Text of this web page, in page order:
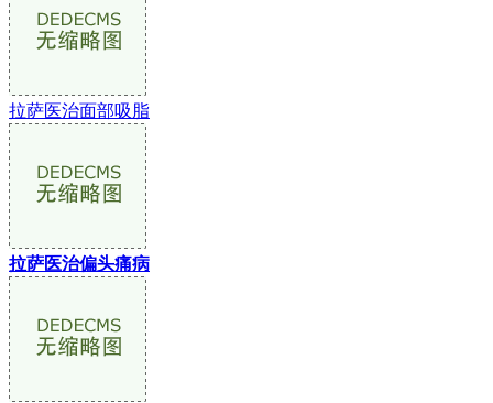
拉萨医治面部吸脂
拉萨医治偏头痛病